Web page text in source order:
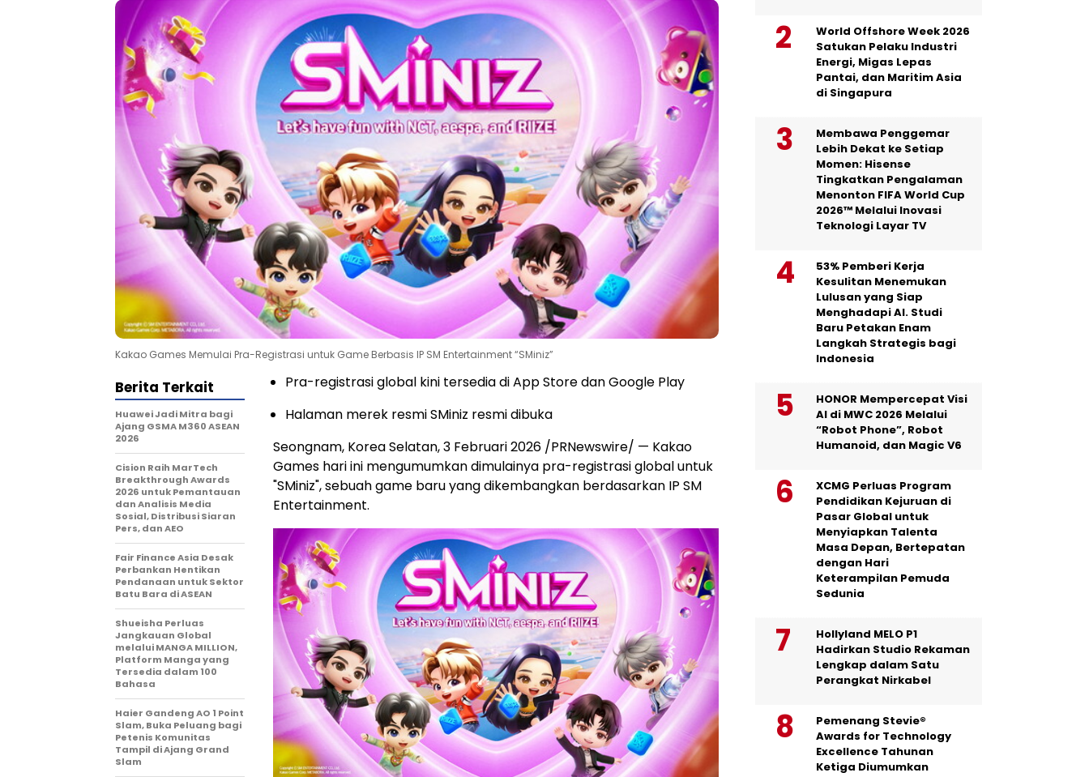
Kakao Games Memulai Pra-Registrasi untuk Game Berbasis IP SM Entertainment “SMiniz”
Pra-registrasi global kini tersedia di App Store dan Google Play
Halaman merek resmi SMiniz resmi dibuka
Seongnam, Korea Selatan,3 Februari 2026 /PRNewswire/ — Kakao
Games hari ini mengumumkan dimulainya pra-registrasi global untuk
"SMiniz", sebuah game baru yang dikembangkan berdasarkan IP SM
Entertainment.
Berita Terkait
Huawei Jadi Mitra bagi
Ajang GSMA M360 ASEAN
2026
Cision Raih MarTech
Breakthrough Awards
2026 untuk Pemantauan
dan Analisis Media
Sosial, Distribusi Siaran
Pers, dan AEO
Fair Finance Asia Desak
Perbankan Hentikan
Pendanaan untuk Sektor
Batu Bara di ASEAN
Shueisha Perluas
Jangkauan Global
melalui MANGA MILLION,
Platform Manga yang
Tersedia dalam 100
Bahasa
Haier Gandeng AO 1 Point
Slam, Buka Peluang bagi
Petenis Komunitas
Tampil di Ajang Grand
Slam
World Offshore Week 2026
Satukan Pelaku Industri
Energi, Migas Lepas
Pantai, dan Maritim Asia
di Singapura
Membawa Penggemar
Lebih Dekat ke Setiap
Momen: Hisense
Tingkatkan Pengalaman
Menonton FIFA World Cup
2026™ Melalui Inovasi
Teknologi Layar TV
53% Pemberi Kerja
Kesulitan Menemukan
Lulusan yang Siap
Menghadapi AI. Studi
Baru Petakan Enam
Langkah Strategis bagi
Indonesia
HONOR Mempercepat Visi
AI di MWC 2026 Melalui
“Robot Phone”, Robot
Humanoid, dan Magic V6
XCMG Perluas Program
Pendidikan Kejuruan di
Pasar Global untuk
Menyiapkan Talenta
Masa Depan, Bertepatan
dengan Hari
Keterampilan Pemuda
Sedunia
Hollyland MELO P1
Hadirkan Studio Rekaman
Lengkap dalam Satu
Perangkat Nirkabel
Pemenang Stevie®
Awards for Technology
Excellence Tahunan
Ketiga Diumumkan